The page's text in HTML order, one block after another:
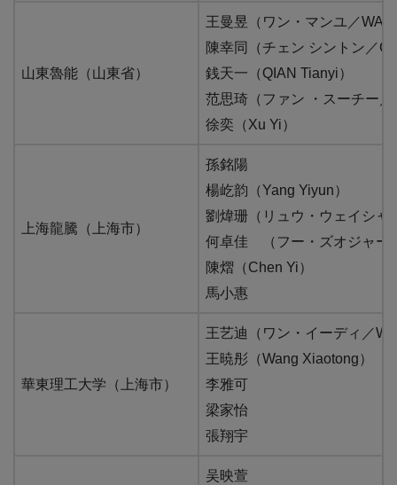
山東魯能（山東省）
王曼昱（ワン・マンユ／
陳幸同（チェン シントン／
銭天一（QIAN Tianyi）
范思琦（ファン ・スーチー
徐奕（Xu Yi）
上海龍騰（上海市）
孫銘陽
楊屹韵（Yang Yiyun）
劉煒珊（リュウ・ウェイシャ
何卓佳 （フー・ズオジャー
陳熠（Chen Yi）
馬小惠
華東理工大学（上海市）
王艺迪（ワン・イーディ／
王暁彤（Wang Xiaotong）
李雅可
梁家怡
張翔宇
吴映萱